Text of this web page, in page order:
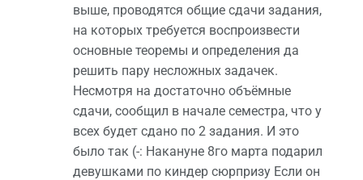
выше, проводятся общие сдачи задания,
на которых требуется воспроизвести
основные теоремы и определения да
решить пару несложных задачек.
Несмотря на достаточно объёмные
сдачи, сообщил в начале семестра, что у
всех будет сдано по 2 задания. И это
было так (-: Накануне 8го марта подарил
девушками по киндер сюрпризу Если он